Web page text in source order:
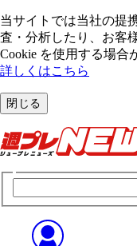
当サイトでは当社の提
査・分析したり、お客
Cookie を使⽤する場合
詳しくはこちら
閉じる